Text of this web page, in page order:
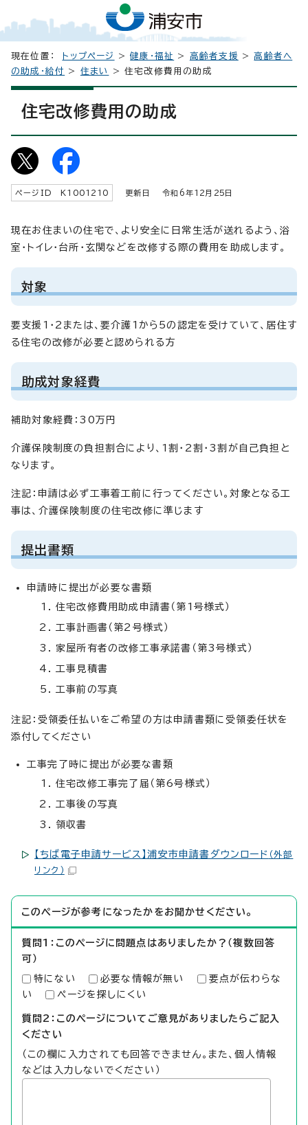
現在位置： トップページ >健康・福祉 > 高齢者支援 >高齢者へ
の助成・給付
> 住まい > 住宅改修費用の助成
住宅改修費用の助成
ページID K 1001210 更新日 令和6年12 月 25 日
現在お住まいの住宅で、より安全に日常生活が送れるよう、浴
室・トイレ・台所・玄関などを改修する際の費用を助成します。
対象
要支援1・2または、要介護1から5の認定を受けていて、居住す
る住宅の改修が必要と認められる方
助成対象経費
補助対象経費：30万円
介護保険制度の負担割合により、1割・2割・3割が自己負担と
なります。
注記：申請は必ず工事着工前に行ってください。対象となる工
事は、介護保険制度の住宅改修に準じます
提出書類
申請時に提出が必要な書類
住宅改修費用助成申請書（第1号様式）
工事計画書（第2号様式）
家屋所有者の改修工事承諾書（第3号様式）
工事見積書
工事前の写真
注記：受領委任払いをご希望の方は申請書類に受領委任状を
添付してください
工事完了時に提出が必要な書類
住宅改修工事完了届（第6号様式）
工事後の写真
領収書
【ちば電子申請サービス】浦安市申請書ダウンロード （外部
リンク）
このページが参考になったかをお聞かせください。
質問1：このページに問題点はありましたか？（複数回答
可）
特にない 必要な情報が無い
要点が伝わらな
い
ページを探しにくい
質問2：このページについてご意見がありましたらご記入
ください
（この欄に入力されても回答できません。また、個人情報
などは入力しないでください）